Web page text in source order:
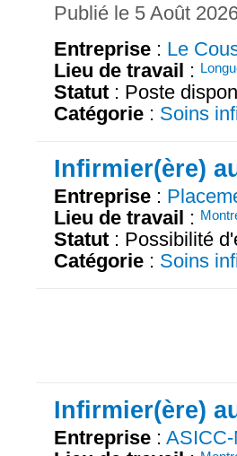
Publié le 5 Août
Entreprise : Le
Lieu de travail :
Statut : Poste
Catégorie : Soins
Infirmier(ère)
Entreprise :
Lieu de travail :
Statut : Possibilité
Catégorie : Soins
Infirmier(ère)
Entreprise :